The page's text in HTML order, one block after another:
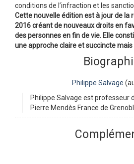
conditions de l’infraction et les
Cette nouvelle édition est à jour de la
2016 créant de nouveaux droits en
des personnes en fin de vie. Elle
une approche claire et succincte
Philippe Salvage
Philippe Salvage est professeur
Pierre Mendès France de